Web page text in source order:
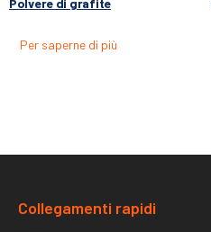
Polvere di grafite
Per saperne di più
Collegamenti rapidi